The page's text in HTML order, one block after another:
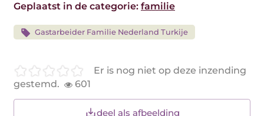
Geplaatst in de categorie: familie
Gastarbeider Familie Nederland Turkije
Er is nog niet op deze inzending
gestemd.
601
deel als afbeelding